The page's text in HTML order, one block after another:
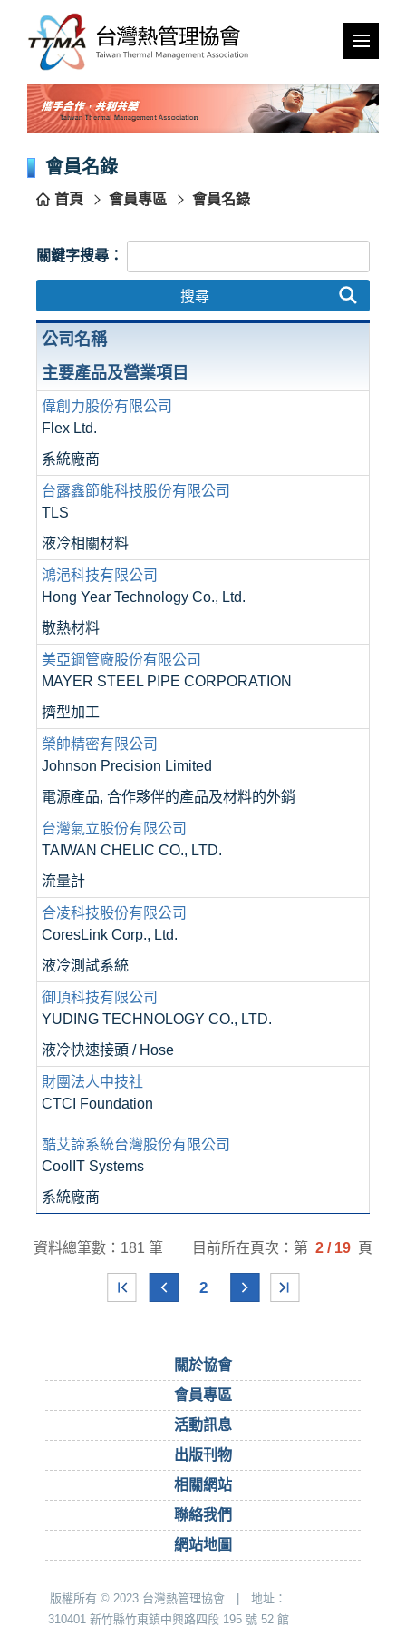
跳
會員名錄
首頁 會員專區 會員名錄
關鍵字搜尋：
搜尋
公司名稱
主要產品及營業項目
偉創力股份有限公司
Flex Ltd.
系統廠商
台露鑫節能科技股份有限公司
TLS
液冷相關材料
鴻浥科技有限公司
Hong Year Technology Co., Ltd.
散熱材料
美亞鋼管廠股份有限公司
MAYER STEEL PIPE CORPORATION
擠型加工
榮帥精密有限公司
Johnson Precision Limited
電源產品, 合作夥伴的產品及材料的外銷
台灣氣立股份有限公司
TAIWAN CHELIC CO., LTD.
流量計
合凌科技股份有限公司
CoresLink Corp., Ltd.
液冷測試系統
御頂科技有限公司
YUDING TECHNOLOGY CO., LTD.
液冷快速接頭 / Hose
財團法人中技社
CTCI Foundation
酷艾諦系統台灣股份有限公司
CoolIT Systems
系統廠商
資料總筆數：181 筆 目前所在頁次：第 2 / 19 頁
2
關於協會
會員專區
活動訊息
出版刊物
相關網站
聯絡我們
網站地圖
版權所有 © 2023 台灣熱管理協會 | 地址：
310401 新竹縣竹東鎮中興路四段 195 號 52 館